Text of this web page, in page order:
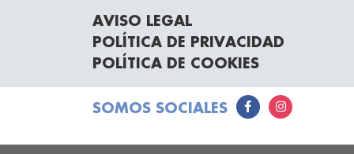
AVISO LEGAL
POLÍTICA DE PRIVACIDAD
POLÍTICA DE COOKIES
SOMOS SOCIALES